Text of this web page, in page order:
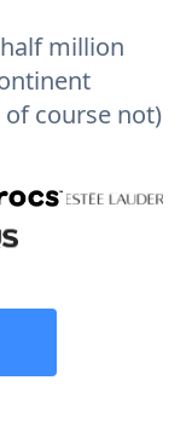
million
course not)